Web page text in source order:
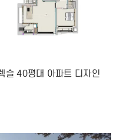
슬 40평대 아파트 디자인